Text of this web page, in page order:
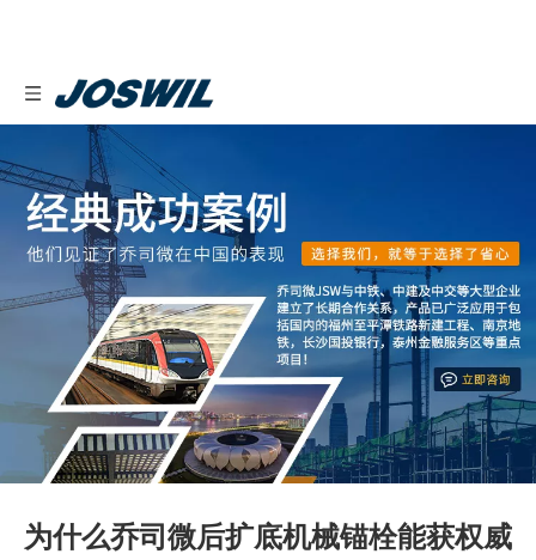
为什么乔司微后扩底机械锚栓能获权威